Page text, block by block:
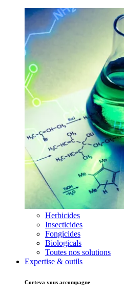
Herbicides
Insecticides
Fongicides
Biologicals
Toutes nos solutions
Expertise & outils
Corteva vous accompagne